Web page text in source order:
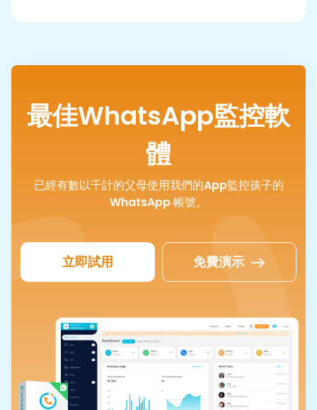
最佳WhatsApp監控軟
體
已經有數以千計的父母使用我們的App監控孩子的
WhatsApp 帳號。
立即試用 免費演示